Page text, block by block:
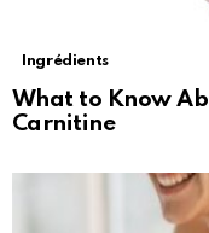
Ingrédients
What to Know
Carnitine